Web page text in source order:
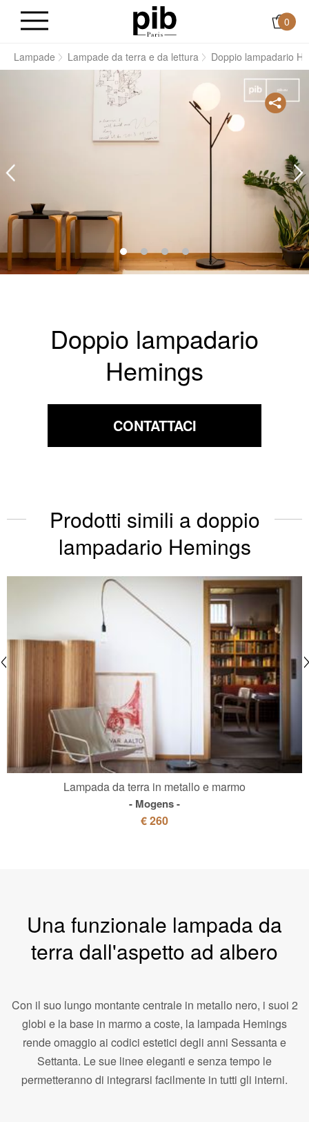
0
Lampade Lampade da terra e da lettura Doppio lampadario
Doppio lampadario
Hemings
CONTATTACI
Prodotti simili a doppio
lampadario Hemings
Lampada da terra in metallo e marmo
Mogens
€ 260
Una funzionale lampada da
terra dall'aspetto ad albero
Con il suo lungo montante centrale in metallo nero, i suoi 2
globi e la base in marmo a coste, la lampada Hemings
rende omaggio ai codici estetici degli anni Sessanta e
Settanta. Le sue linee eleganti e senza tempo le
permetteranno di integrarsi facilmente in tutti gli interni.